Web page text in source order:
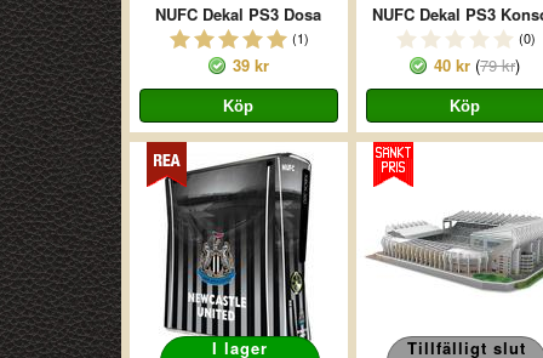
NUFC Dekal PS3 Dosa
(1)
39 kr
NUFC Dekal PS3
(0)
40 kr (79 kr)
I lager Tillfälligt slut